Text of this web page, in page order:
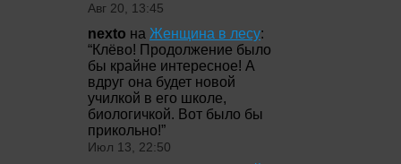
Авг 20, 13:45
nexto на Женщина в лесу:
“Клёво! Продолжение было
бы крайне интересное! А
вдруг она будет новой
училкой в его школе,
биологичкой. Вот было бы
прикольно!”
Июл 13, 22:50